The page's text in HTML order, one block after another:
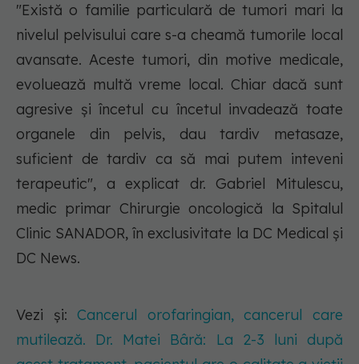
"Există o familie particulară de tumori mari la
nivelul pelvisului care s-a cheamă tumorile local
avansate. Aceste tumori, din motive medicale,
evoluează multă vreme local. Chiar dacă sunt
agresive și încetul cu încetul invadează toate
organele din pelvis, dau tardiv metasaze,
suficient de tardiv ca să mai putem inteveni
terapeutic", a explicat dr. Gabriel Mitulescu,
medic primar Chirurgie oncologică la Spitalul
Clinic SANADOR, în exclusivitate la DC Medical și
DC News.
Vezi și:Cancerul orofaringian, cancerul care
mutilează. Dr. Matei Bâră: La 2-3 luni după